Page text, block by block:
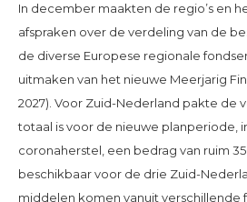
In december maakten de regio’s en
afspraken over de verdeling van de
de diverse Europese regionale
uitmaken van het nieuwe Meerjarig
2027). Voor Zuid-Nederland pakte de
totaal is voor de nieuwe planperiode,
coronaherstel, een bedrag van ruim
beschikbaar voor de drie Zuid-
middelen komen vanuit verschillende